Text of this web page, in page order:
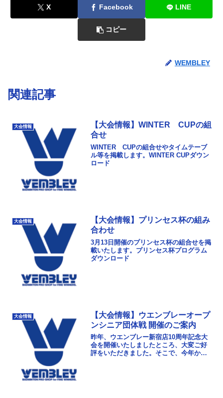
X Facebook LINE
コピー
WEMBLEY
関連記事
大会情報
【大会情報】WINTER CUPの組
合せ
WINTER CUPの組合せやタイムテーブ
ル等を掲載します。WINTER CUPダウン
ロード
大会情報
【大会情報】プリンセス杯の組み
合わせ
3月13日開催のプリンセス杯の組合せを掲
載いたします。プリンセス杯プログラム
ダウンロード
大会情報
【大会情報】ウエンブレーオープ
ンシニア団体戦 開催のご案内
昨年、ウエンブレー新宿店10周年記念大
会を開催いたしましたところ、大変ご好
評をいただきました。そこで、今年から